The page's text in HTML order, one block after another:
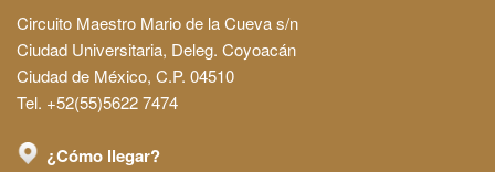
Circuito Maestro Mario de la Cueva s/n
Ciudad Universitaria, Deleg. Coyoacán
Ciudad de México, C.P. 04510
Tel. +52(55)5622 7474
¿Cómo llegar?